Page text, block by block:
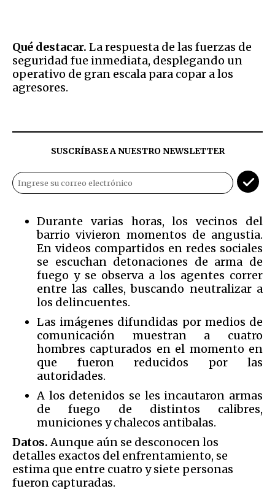
Qué destacar. La respuesta de las fuerzas de
seguridad fue inmediata, desplegando un
operativo de gran escala para copar a los
agresores.
SUSCRÍBASE A NUESTRO NEWSLETTER
Durante varias horas, los vecinos del
barrio vivieron momentos de angustia.
En videos compartidos en redes sociales
se escuchan detonaciones de arma de
fuego y se observa a los agentes correr
entre las calles, buscando neutralizar a
los delincuentes.
Las imágenes difundidas por medios de
comunicación muestran a cuatro
hombres capturados en el momento en
que fueron reducidos por las
autoridades.
A los detenidos se les incautaron armas
de fuego de distintos calibres,
municiones y chalecos antibalas.
Datos.Aunque aún se desconocen los
detalles exactos del enfrentamiento, se
estima que entre cuatro y siete personas
fueron capturadas.